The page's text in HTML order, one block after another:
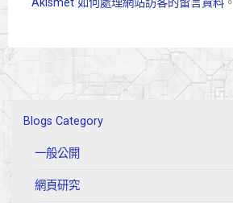
Akismet 如何處理網站訪客的留言資料。
Blogs Category
一般公開
網頁研究